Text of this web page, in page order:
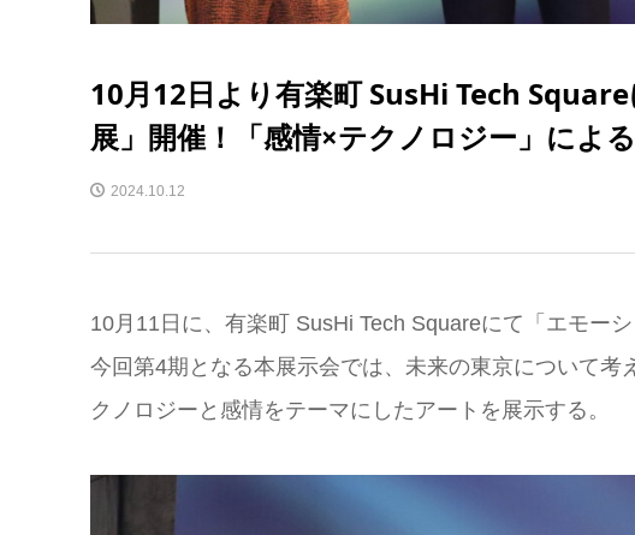
10月12日より有楽町 SusHi Tech
展」開催！「感情×テクノロジー」によ
2024.10.12
10月11日に、有楽町 SusHi Tech Squareにて「エモー
今回第4期となる本展示会では、未来の東京について
クノロジーと感情をテーマにしたアートを展示する。